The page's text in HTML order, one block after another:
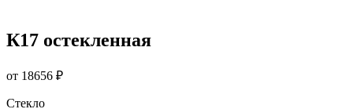
К17 остекленная
от 18656 ₽
Стекло